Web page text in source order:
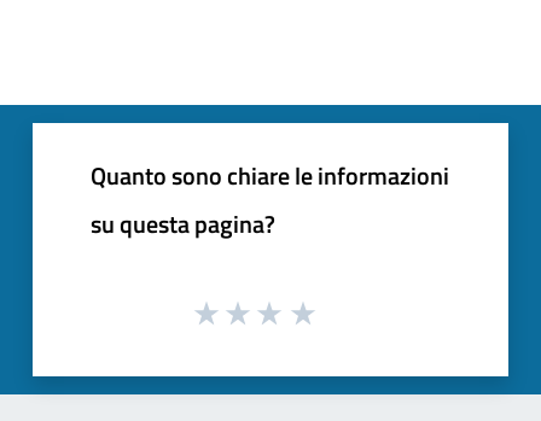
Quanto sono chiare le informazioni
su questa pagina?